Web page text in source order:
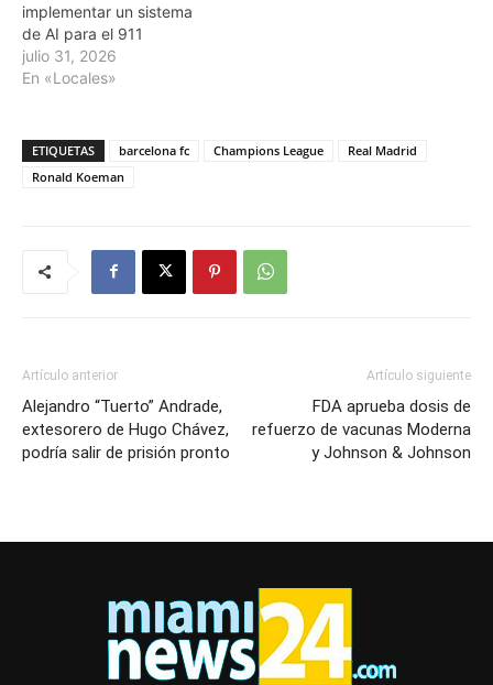
implementar un sistema
de AI para el 911
julio 31, 2026
En «Locales»
ETIQUETAS barcelona fc Champions League
Real Madrid
Ronald Koeman
Artículo anterior
Alejandro “Tuerto” Andrade,
extesorero de Hugo Chávez,
podría salir de prisión pronto
Artículo siguiente
FDA aprueba dosis de
refuerzo de vacunas Moderna
y Johnson & Johnson